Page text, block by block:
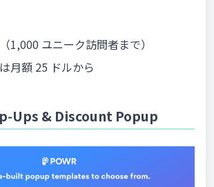
1,000 ユニーク訪問者まで）
月額 25 ドルから
& Discount Popup